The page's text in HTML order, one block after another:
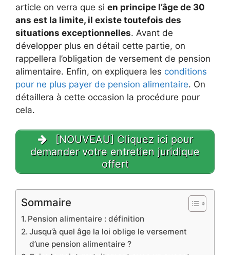
article on verra que si en principe l’âge de 30
ans est la limite, il existe toutefois des
situations exceptionnelles. Avant de
développer plus en détail cette partie, on
rappellera l’obligation de versement de pension
alimentaire. Enfin, on expliquera les conditions
pour ne plus payer de pension alimentaire. On
détaillera à cette occasion la procédure pour
cela.
[NOUVEAU] Cliquez ici pour
demander votre entretien juridique
offert
Sommaire
Pension alimentaire : définition
Jusqu’à quel âge la loi oblige le versement
d’une pension alimentaire ?